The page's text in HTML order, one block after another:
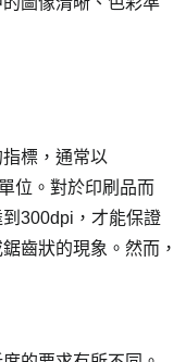
標，通常以
位。對於印刷品而
300dpi，才能保證
齒狀的現象。然而，